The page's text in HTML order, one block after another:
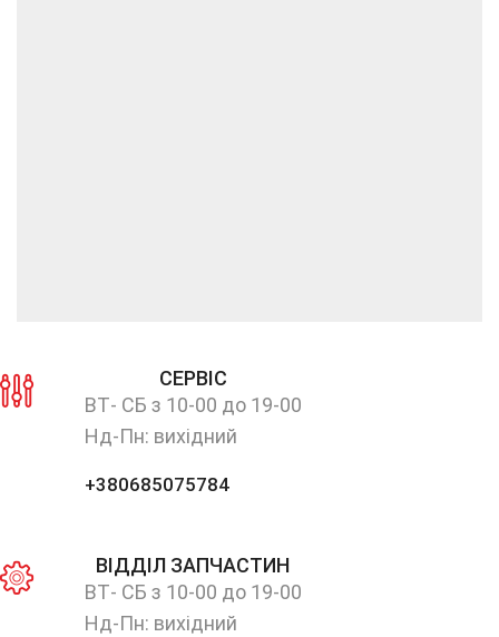
СЕРВІС
ВТ- СБ з 10-00 до 19-00
Нд-Пн: вихідний
+380685075784
ВІДДІЛ ЗАПЧАСТИН
ВТ- СБ з 10-00 до 19-00
Нд-Пн: вихідний